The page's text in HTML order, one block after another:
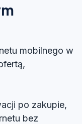
mobilnego w
po zakupie,
bez